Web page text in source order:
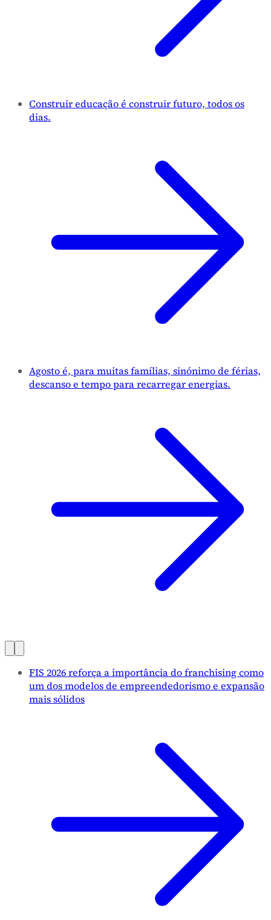
Construir educação é construir futuro, todos os
dias.
Agosto é, para muitas famílias, sinónimo de férias,
descanso e tempo para recarregar energias.
FIS 2026 reforça a importância do franchising como
um dos modelos de empreendedorismo e expansão
mais sólidos